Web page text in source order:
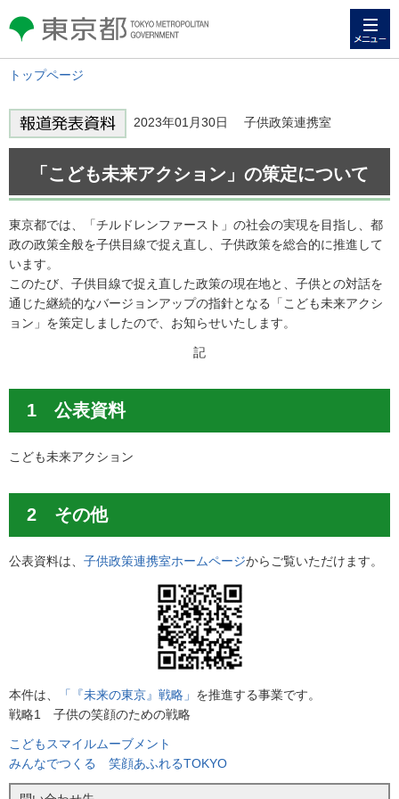
東京都 TOKYO METROPOLITAN
GOVERNMENT
トップページ
2023年01月30日 子供政策連携室
「こども未来アクション」の策定について
東京都では、「チルドレンファースト」の社会の実現を目指し、都
政の政策全般を子供目線で捉え直し、子供政策を総合的に推進して
います。
このたび、子供目線で捉え直した政策の現在地と、子供との対話を
通じた継続的なバージョンアップの指針となる「こども未来アクシ
ョン」を策定しましたので、お知らせいたします。
記
1 公表資料
こども未来アクション
2 その他
公表資料は、 子供政策連携室ホームページからご覧いただけます。
本件は、 「『未来の東京』戦略」 を推進する事業です。
戦略1 子供の笑顔のための戦略
こどもスマイルムーブメント
みんなでつくる 笑顔あふれるTOKYO